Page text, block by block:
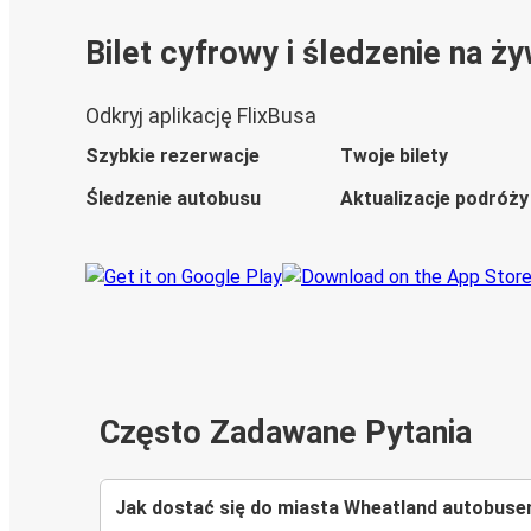
Bilet cyfrowy i śledzenie na
Odkryj aplikację FlixBusa
Szybkie rezerwacje
Twoje bilety
Śledzenie autobusu
Aktualizacje podróży
Często Zadawane Pytania
Jak dostać się do miasta Wheatland